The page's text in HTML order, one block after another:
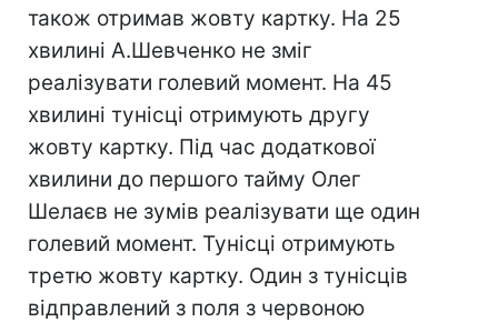
також отримав жовту картку. На 25
хвилині А.Шевченко не зміг
реалізувати голевий момент. На 45
хвилині тунісці отримують другу
жовту картку. Під час додаткової
хвилини до першого тайму Олег
Шелаєв не зумів реалізувати ще один
голевий момент. Тунісці отримують
третю жовту картку. Один з тунісців
відправлений з поля з червоною